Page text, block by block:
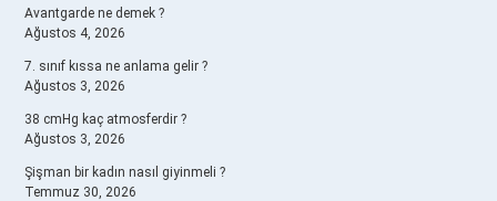
Avantgarde ne demek ?
Ağustos 4, 2026
7. sınıf kıssa ne anlama gelir ?
Ağustos 3, 2026
38 cmHg kaç atmosferdir ?
Ağustos 3, 2026
Şişman bir kadın nasıl giyinmeli ?
Temmuz 30, 2026